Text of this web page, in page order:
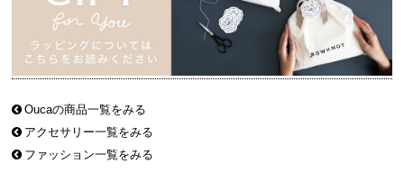
Oucaの商品一覧をみる
アクセサリー一覧をみる
ファッション一覧をみる